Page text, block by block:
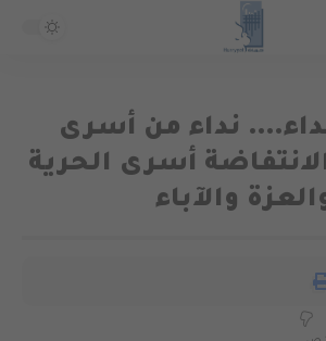
نداء من أسرى
أسرى الحرية
والآباء